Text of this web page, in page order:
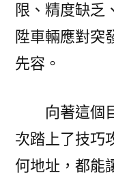
限、精度缺乏
陞車輛應對突
先容。
向著這個
次踏上了技巧
何地址，都能